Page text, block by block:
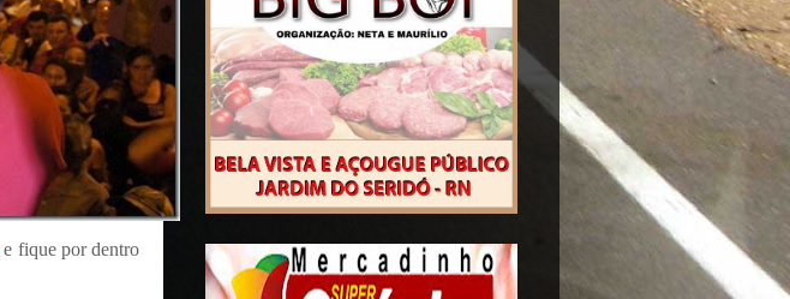
e fique por dentro